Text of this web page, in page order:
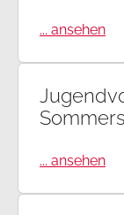
... ansehen
... ansehen